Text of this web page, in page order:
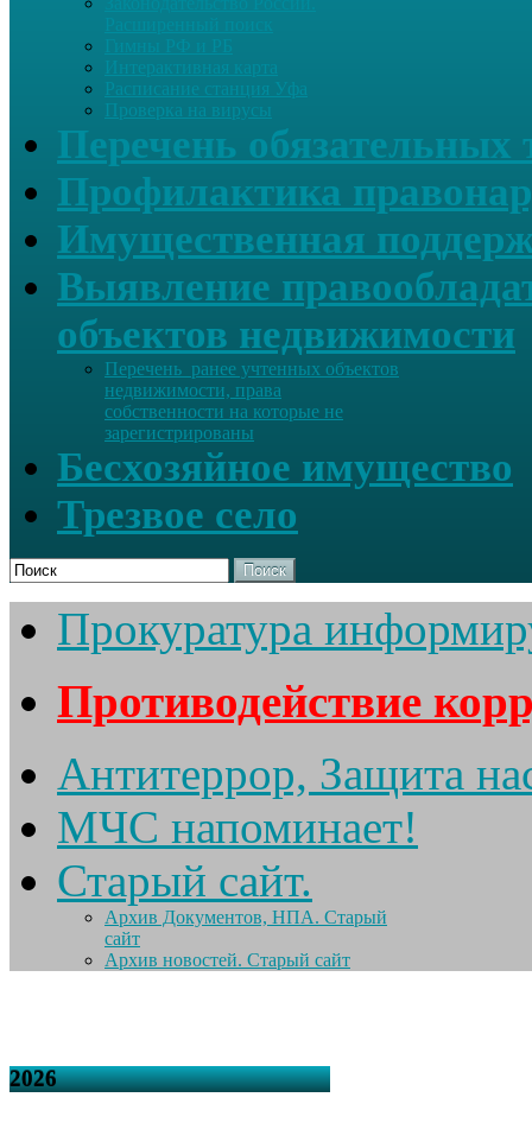
Интерактивная карта
Расписание станция Уфа
Проверка на вирусы
Перечень обязательных
Профилактика
Имущественная
Выявление
объектов недвижимости
Перечень ранее учтенных объектов
недвижимости, права
собственности на которые не
зарегистрированы
Бесхозяйное имущество
Трезвое село
Поиск
Прокуратура
Противодействие
Антитеррор, Защита
МЧС напоминает!
Старый сайт.
Архив Документов, НПА. Старый
сайт
Архив новостей. Старый сайт
2026